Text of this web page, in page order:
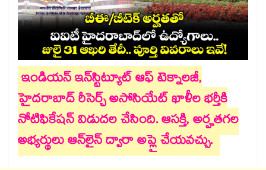
ఇండియన్ ఇన్​స్టిట్యూట్ ఆఫ్​ టెక్నాలజీ,
హైదరాబాద్ రీసెర్చ్ అసోసియేట్ ఖాళీల భర్తీకి
నోటిఫికేషన్ విడుదల చేసింది. ఆసక్తి, అర్హతగల
అభ్యర్థులు ఆన్​లైన్ ద్వారా అప్లై చేయవచ్చు.